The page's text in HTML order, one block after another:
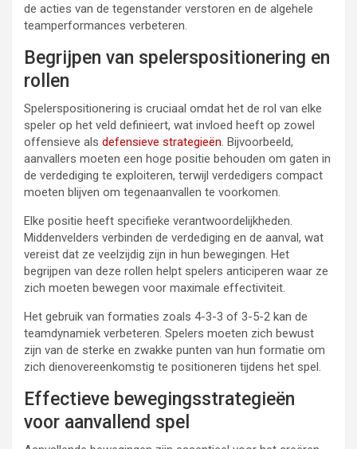
de acties van de tegenstander verstoren en de algehele
teamperformances verbeteren.
Begrijpen van spelerspositionering en
rollen
Spelerspositionering is cruciaal omdat het de rol van elke
speler op het veld definieert, wat invloed heeft op zowel
offensieve als defensieve strategieën. Bijvoorbeeld,
aanvallers moeten een hoge positie behouden om gaten in
de verdediging te exploiteren, terwijl verdedigers compact
moeten blijven om tegenaanvallen te voorkomen.
Elke positie heeft specifieke verantwoordelijkheden.
Middenvelders verbinden de verdediging en de aanval, wat
vereist dat ze veelzijdig zijn in hun bewegingen. Het
begrijpen van deze rollen helpt spelers anticiperen waar ze
zich moeten bewegen voor maximale effectiviteit.
Het gebruik van formaties zoals 4-3-3 of 3-5-2 kan de
teamdynamiek verbeteren. Spelers moeten zich bewust
zijn van de sterke en zwakke punten van hun formatie om
zich dienovereenkomstig te positioneren tijdens het spel.
Effectieve bewegingsstrategieën
voor aanvallend spel